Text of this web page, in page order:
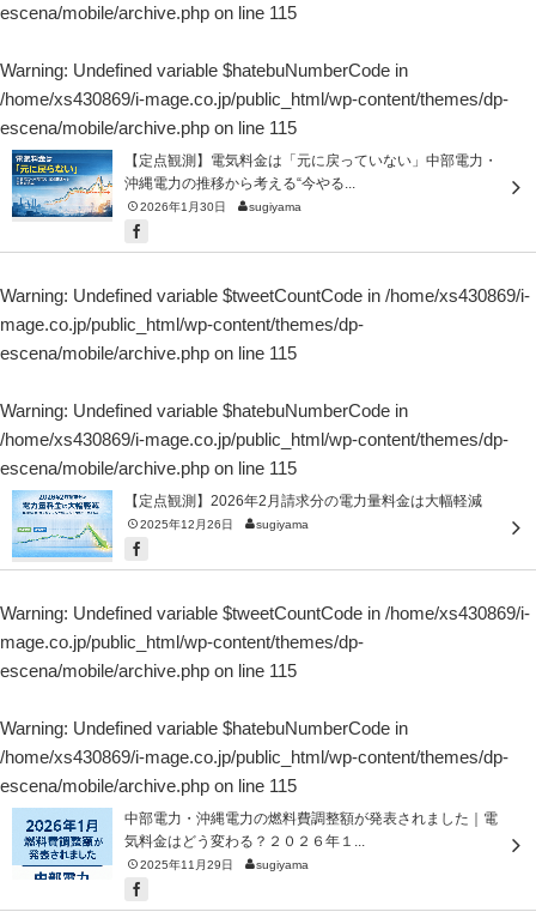
escena/mobile/archive.php on line 115
Warning: Undefined variable $hatebuNumberCode in
/home/xs430869/i-mage.co.jp/public_html/wp-content/themes/dp-
escena/mobile/archive.php on line 115
【定点観測】電気料金は「元に戻っていない」中部電力・
沖縄電力の推移から考える“今やる...
2026年1月30日 sugiyama
Warning: Undefined variable $tweetCountCode in /home/xs430869/i-
mage.co.jp/public_html/wp-content/themes/dp-
escena/mobile/archive.php on line 115
Warning: Undefined variable $hatebuNumberCode in
/home/xs430869/i-mage.co.jp/public_html/wp-content/themes/dp-
escena/mobile/archive.php on line 115
【定点観測】2026年2月請求分の電力量料金は大幅軽減
2025年12月26日 sugiyama
Warning: Undefined variable $tweetCountCode in /home/xs430869/i-
mage.co.jp/public_html/wp-content/themes/dp-
escena/mobile/archive.php on line 115
Warning: Undefined variable $hatebuNumberCode in
/home/xs430869/i-mage.co.jp/public_html/wp-content/themes/dp-
escena/mobile/archive.php on line 115
中部電力・沖縄電力の燃料費調整額が発表されました｜電
気料金はどう変わる？２０２６年１...
2025年11月29日 sugiyama